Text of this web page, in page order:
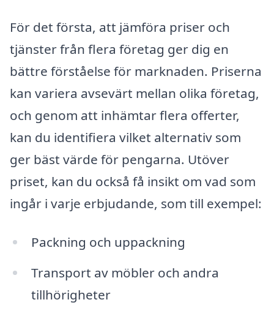
För det första, att jämföra priser och
tjänster från flera företag ger dig en
bättre förståelse för marknaden. Priserna
kan variera avsevärt mellan olika företag,
och genom att inhämtar flera offerter,
kan du identifiera vilket alternativ som
ger bäst värde för pengarna. Utöver
priset, kan du också få insikt om vad som
ingår i varje erbjudande, som till exempel:
Packning och uppackning
Transport av möbler och andra
tillhörigheter